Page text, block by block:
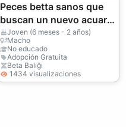
Peces betta sanos que
buscan un nuevo acuario
tranquilo
Joven (6 meses - 2 años)
Macho
No educado
Adopción Gratuita
Beta Balığı
1434 visualizaciones